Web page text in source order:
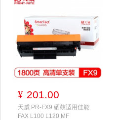
¥ 201.00
天威 PR-FX9 硒鼓适用佳能
FAX L100 L120 MF